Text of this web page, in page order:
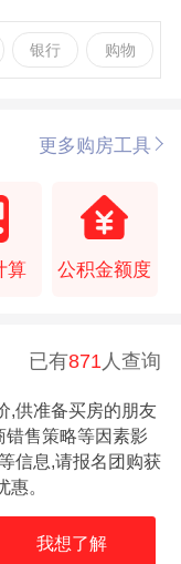
银行 购物
更多购房工具
算 公积金额度
已有871人查询
,供准备买房的朋友
售策略等因素影
信息,请报名团购获
。
我想了解